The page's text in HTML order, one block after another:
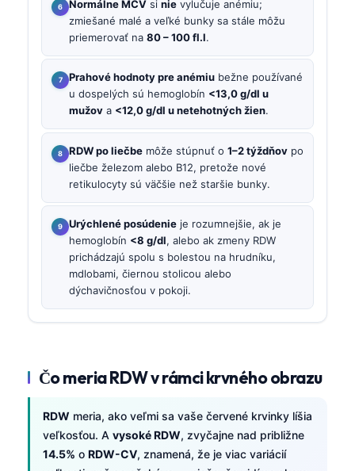
Normálne MCV si nie vylučuje anémiu;
zmiešané malé a veľké bunky sa stále môžu
priemerovať na 80 – 100 fl.l.
Prahové hodnoty pre anémiu bežne používané
u dospelých sú hemoglobín <13,0 g/dl u
mužov a <12,0 g/dl u netehotných žien.
RDW po liečbe môže stúpnuť o 1–2 týždňov po
liečbe železom alebo B12, pretože nové
retikulocyty sú väčšie než staršie bunky.
Urýchlené posúdenie je rozumnejšie, ak je
hemoglobín <8 g/dl, alebo ak zmeny RDW
prichádzajú spolu s bolestou na hrudníku,
mdlobami, čiernou stolicou alebo
dýchavičnosťou v pokoji.
Čo meria RDW v rámci krvného obrazu
RDW meria, ako veľmi sa vaše červené krvinky líšia
veľkosťou. A vysoké RDW, zvyčajne nad približne
14.5% o RDW-CV, znamená, že je viac variácií